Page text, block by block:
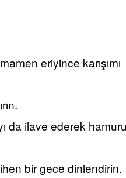
eriyince karışımı
da ilave ederek hamuru
bir gece dinlendirin.